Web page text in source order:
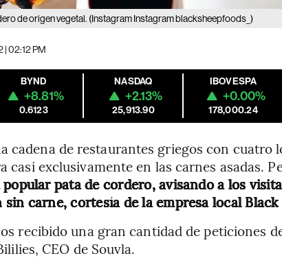
de origen vegetal. (Instagram Instagram blacksheepfoods_)
| 02:12 PM
BYND
+8.81%
0.6123
NASDAQ
+2.13%
25,913.90
IBOVESPA
+0.00%
178,000.24
cadena de restaurantes griegos con cuatro
casi exclusivamente en las carnes asadas.
pata de cordero, avisando a los
carne, cortesía de la empresa local Black
recibido una gran cantidad de peticiones
CEO de Souvla.